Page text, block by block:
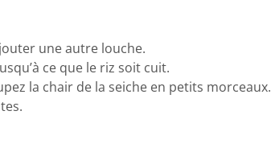
une autre louche.
ce que le riz soit cuit.
la chair de la seiche en petits morceaux.